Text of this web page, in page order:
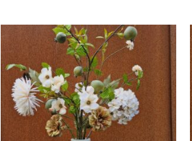
Toevoegen
aan
verlanglijst